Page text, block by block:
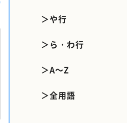
＞や行
＞ら・わ行
＞A～Z
＞全用語